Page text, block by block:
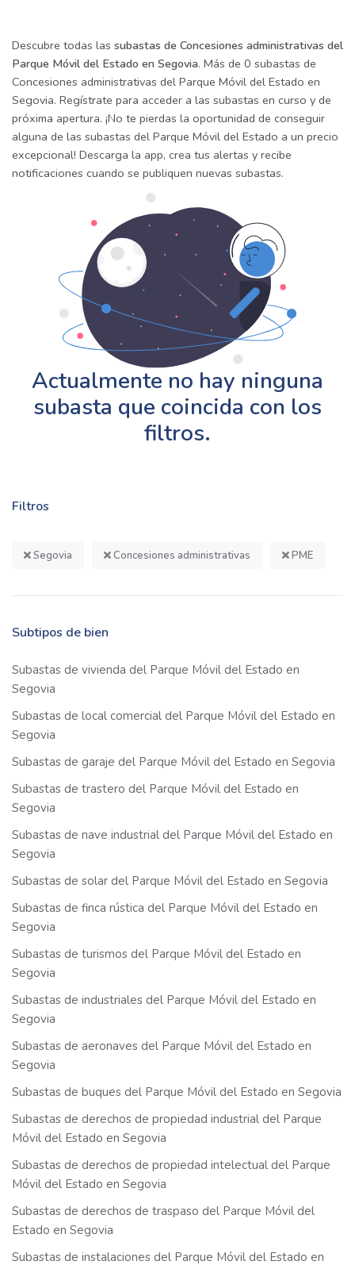
Filtros
Segovia Concesiones administrativas PME
Subtipos de bien
Subastas de vivienda del Parque Móvil del Estado en
Segovia
Subastas de local comercial del Parque Móvil del Estado en
Segovia
Subastas de garaje del Parque Móvil del Estado en Segovia
Subastas de trastero del Parque Móvil del Estado en
Segovia
Subastas de nave industrial del Parque Móvil del Estado en
Segovia
Subastas de solar del Parque Móvil del Estado en Segovia
Subastas de finca rústica del Parque Móvil del Estado en
Segovia
Subastas de turismos del Parque Móvil del Estado en
Segovia
Subastas de industriales del Parque Móvil del Estado en
Segovia
Subastas de aeronaves del Parque Móvil del Estado en
Segovia
Subastas de buques del Parque Móvil del Estado en Segovia
Subastas de derechos de propiedad industrial del Parque
Móvil del Estado en Segovia
Subastas de derechos de propiedad intelectual del Parque
Móvil del Estado en Segovia
Subastas de derechos de traspaso del Parque Móvil del
Estado en Segovia
Subastas de instalaciones del Parque Móvil del Estado en
Descubre todas las subastas de Concesiones administrativas del
Parque Móvil del Estado en Segovia. Más de 0 subastas de
Concesiones administrativas del Parque Móvil del Estado en
Segovia. Regístrate para acceder a las subastas en curso y de
próxima apertura. ¡No te pierdas la oportunidad de conseguir
alguna de las subastas del Parque Móvil del Estado a un precio
excepcional! Descarga la app, crea tus alertas y recibe
notificaciones cuando se publiquen nuevas subastas.
Actualmente no hay ninguna
subasta que coincida con los
filtros.